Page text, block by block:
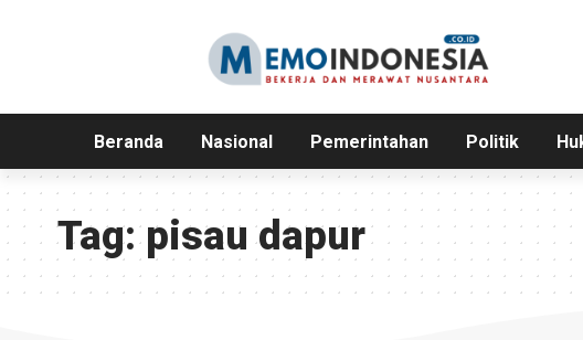
Beranda Nasional Pemerintahan Politik
Tag:pisau dapur